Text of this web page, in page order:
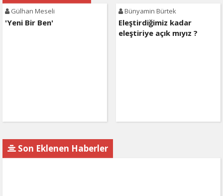
Gülhan Meseli
'Yeni Bir Ben'
Bünyamin Bürtek
Eleştirdiğimiz kadar
eleştiriye açık mıyız ?
Son Eklenen Haberler